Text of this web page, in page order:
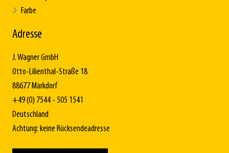
Farbe
Adresse
J. Wagner GmbH
Otto-Lilienthal-Straße 18
88677 Markdorf
+49 (0) 7544 - 505 1541
Deutschland
Achtung: keine Rücksendeadresse